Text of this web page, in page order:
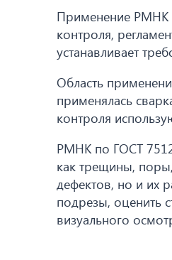
Применение РМНК
контроля,
устанавливает
Область
применялась
контроля
РМНК по ГОСТ
как трещины,
дефектов, но и их
подрезы, оценить
визуального